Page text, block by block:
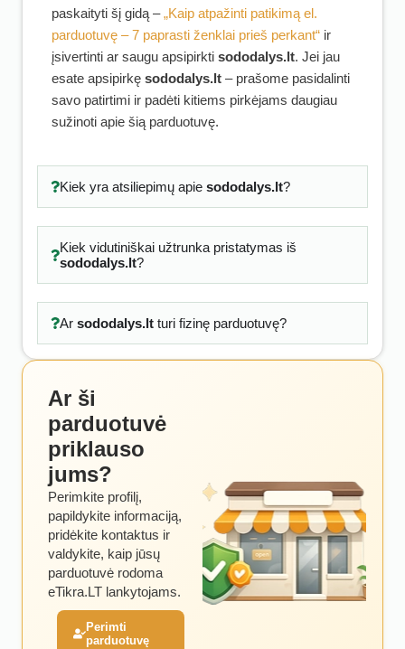
paskaityti šį gidą –„Kaip atpažinti patikimą el.
parduotuvę – 7 paprasti ženklai prieš perkant“ ir
įsivertinti ar saugu apsipirkti sododalys.lt. Jei jau
esate apsipirkę sododalys.lt – prašome pasidalinti
savo patirtimi ir padėti kitiems pirkėjams daugiau
sužinoti apie šią parduotuvę.
Kiek yra atsiliepimų apie sododalys.lt?
Kiek vidutiniškai užtrunka pristatymas iš
sododalys.lt?
Ar sododalys.ltturi fizinę parduotuvę?
Ar ši
parduotuvė
priklauso
jums?
Perimkite profilį,
papildykite informaciją,
pridėkite kontaktus ir
valdykite, kaip jūsų
parduotuvė rodoma
eTikra.LT lankytojams.
Perimti
parduotuvę